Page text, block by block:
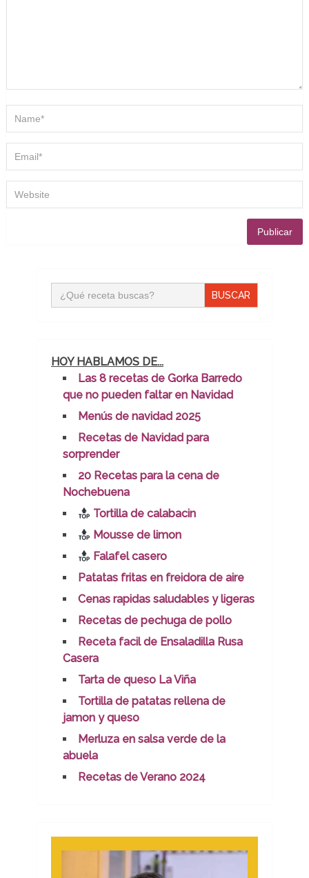
Buscar:
HOY HABLAMOS DE...
Las 8 recetas de Gorka Barredo
que no pueden faltar en Navidad
Menús de navidad 2025
Recetas de Navidad para
sorprender
20 Recetas para la cena de
Nochebuena
Tortilla de calabacin
Mousse de limon
Falafel casero
Patatas fritas en freidora de aire
Cenas rapidas saludables y ligeras
Recetas de pechuga de pollo
Receta facil de Ensaladilla Rusa
Casera
Tarta de queso La Viña
Tortilla de patatas rellena de
jamon y queso
Merluza en salsa verde de la
abuela
Recetas de Verano 2024